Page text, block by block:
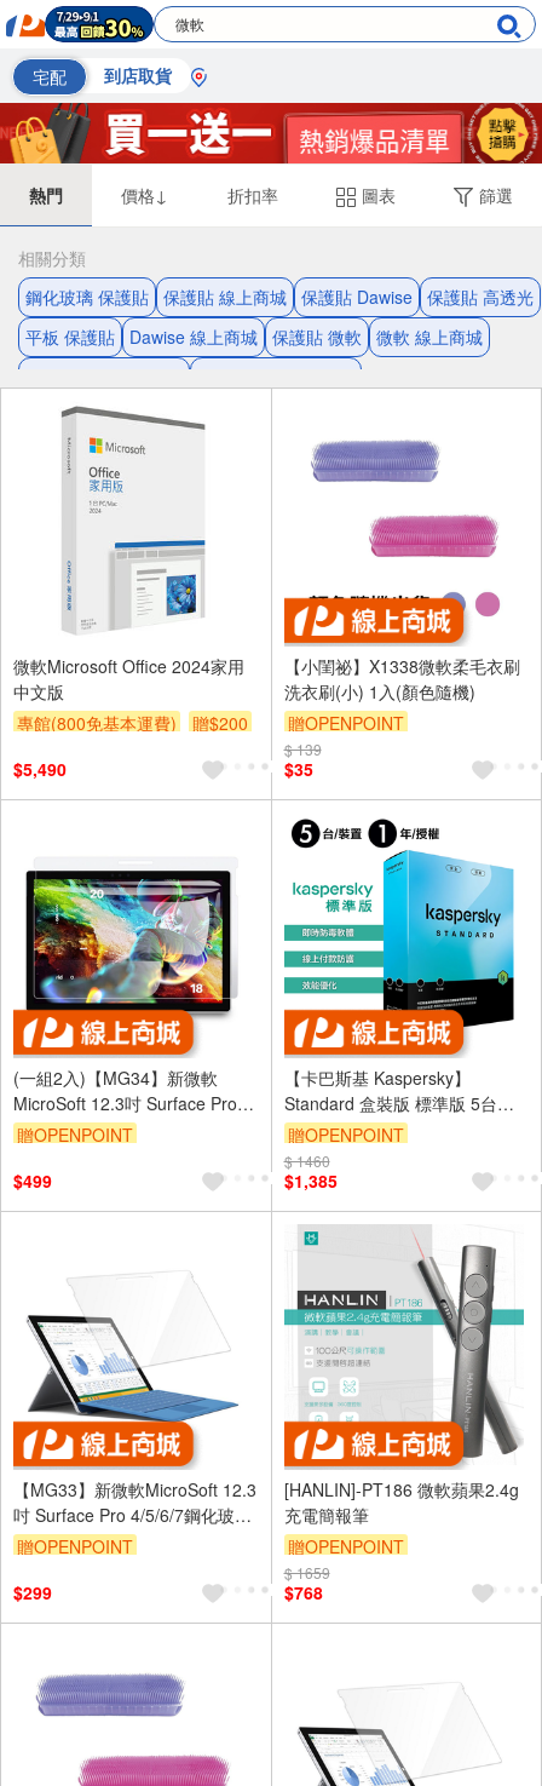
宅配 到店取貨
熱門 價格↓ 折扣率 圖表 篩選
相關分類
鋼化玻璃 保護貼 保護貼 線上商城 保護貼 Dawise 保護貼 高透光
平板 保護貼
Dawise 線上商城 保護貼 微軟
微軟 線上商城
微軟Microsoft Office 2024家用
中文版
專館(800免基本運費)
贈$200
$5,490
【小閨祕】X1338微軟柔毛衣刷
洗衣刷(小) 1入(顏色隨機)
贈OPENPOINT
$ 139
$35
(一組2入)【MG34】新微軟
MicroSoft 12.3吋 Surface Pro
4/5/6/7鋼化玻璃螢幕保護貼
贈OPENPOINT
$499
【卡巴斯基 Kaspersky】
Standard 盒裝版 標準版 5台裝
置 / 1年授權
贈OPENPOINT
$ 1460
$1,385
【MG33】新微軟MicroSoft 12.3
吋 Surface Pro 4/5/6/7鋼化玻璃
螢幕保護貼
贈OPENPOINT
$299
[HANLIN]-PT186 微軟蘋果2.4g
充電簡報筆
贈OPENPOINT
$ 1659
$768